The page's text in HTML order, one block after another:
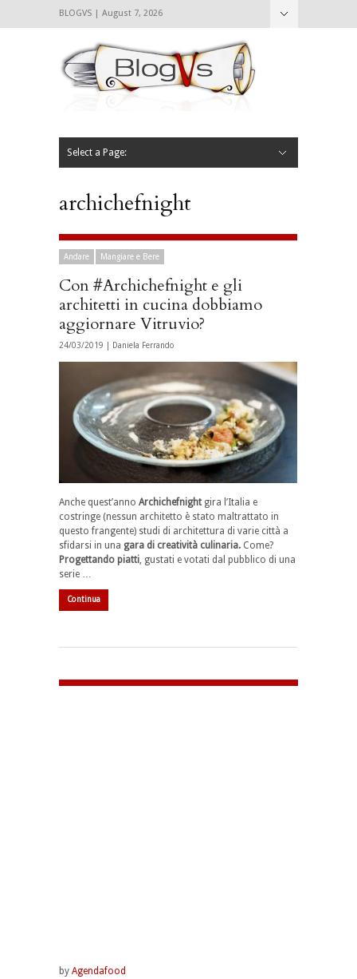
BLOGVS | August 7, 2026
Select a Page:
archichefnight
Andare Mangiare e Bere
Con #Archichefnight e gli
architetti in cucina dobbiamo
aggiornare Vitruvio?
24/03/2019 | Daniela Ferrando
Anche quest’anno Archichefnight gira l’Italia e
costringe (nessun architetto è stato maltrattato in
questo frangente) studi di architettura di varie città a
sfidarsi in una gara di creatività culinaria. Come?
Progettando piatti, gustati e votati dal pubblico di una
serie …
Continua
by Agendafood